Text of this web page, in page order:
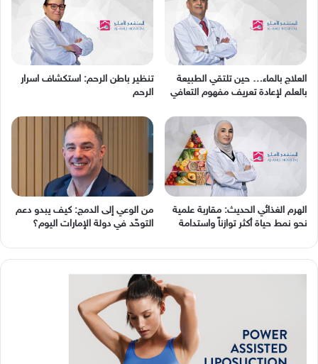
العلاج بالماء… حين تلتقي الطبيعة
بالعلم لإعادة تعريف مفهوم التعافي
تنظير باطن الرحم: استكشاف اسرار
الرحم
الهرم الغذائي الحديث: مقاربة علمية
نحو نمط حياة أكثر توازناً واستدامة
من الوعي إلى الدمج: كيف يبدو دعم
التوحّد في دولة الإمارات اليوم؟